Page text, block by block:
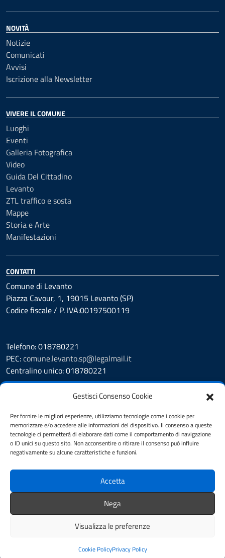
Gestisci Consenso Cookie
Per fornire le migliori esperienze, utilizziamo tecnologie come i cookie per
memorizzare e/o accedere alle informazioni del dispositivo. Il consenso a queste
tecnologie ci permetterà di elaborare dati come il comportamento di navigazione
o ID unici su questo sito. Non acconsentire o ritirare il consenso può influire
negativamente su alcune caratteristiche e funzioni.
Accetta
Nega
Visualizza le preferenze
Cookie PolicyPrivacy Policy
NOVITÀ
Notizie
Comunicati
Avvisi
Iscrizione alla Newsletter
VIVERE IL COMUNE
Luoghi
Eventi
Galleria Fotografica
Video
Guida Del Cittadino
Levanto
ZTL traffico e sosta
Mappe
Storia e Arte
Manifestazioni
CONTATTI
Comune di Levanto
Piazza Cavour, 1, 19015 Levanto (SP)
Codice fiscale / P. IVA:00197500119
Telefono: 018780221
PEC:comune.levanto.sp@legalmail.it
Centralino unico: 018780221
Prenotazione appuntamento
Segnalazione disservizio
Whistleblowing
Amministrazione Trasparente
Albo Pretorio
Informativa privacy
Dichiarazione di accessibilità
Feedback
Credits